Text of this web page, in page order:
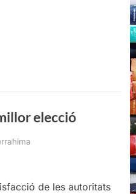
elecció
de les autoritats